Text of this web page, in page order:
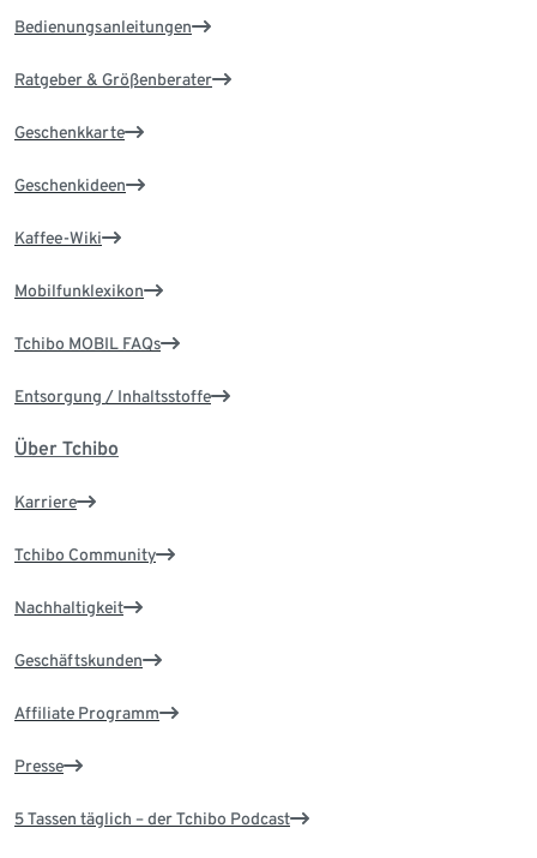
Bedienungsanleitungen
Ratgeber & Größenberater
Geschenkkarte
Geschenkideen
Kaffee-Wiki
Mobilfunklexikon
Tchibo MOBIL FAQs
Entsorgung / Inhaltsstoffe
Über Tchibo
Karriere
Tchibo Community
Nachhaltigkeit
Geschäftskunden
Affiliate Programm
Presse
5 Tassen täglich – der Tchibo Podcast